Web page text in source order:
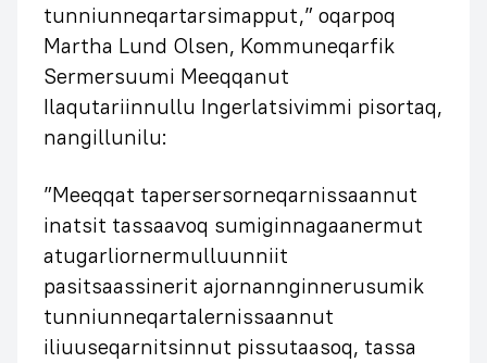
tunniunneqartarsimapput,” oqarpoq
Martha Lund Olsen, Kommuneqarfik
Sermersuumi Meeqqanut
Ilaqutariinnullu Ingerlatsivimmi pisortaq,
nangillunilu:
”Meeqqat tapersersorneqarnissaannut
inatsit tassaavoq sumiginnagaanermut
atugarliornermulluunniit
pasitsaassinerit ajornannginnerusumik
tunniunneqartalernissaannut
iliuuseqarnitsinnut pissutaasoq, tassa